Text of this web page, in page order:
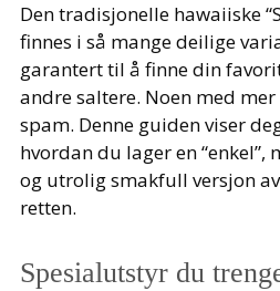
Den tradisjonelle hawaiiske
finnes i så mange deilige
garantert til å finne din
andre saltere. Noen med
spam. Denne guiden viser
hvordan du lager en “enkel”,
og utrolig smakfull versjon
retten.
Spesialutstyr du